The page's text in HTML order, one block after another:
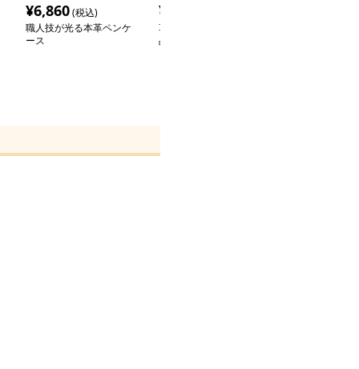
¥6,860(税込)
職人技が光る本革ペンケ
ース
¥
革ペンケース 贅沢な一
品ペンケース